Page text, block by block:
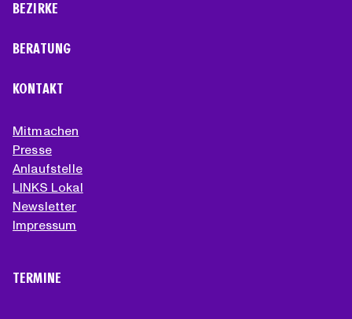
BEZIRKE
BERATUNG
KONTAKT
Mitmachen
Presse
Anlaufstelle
LINKS Lokal
Newsletter
Impressum
TERMINE